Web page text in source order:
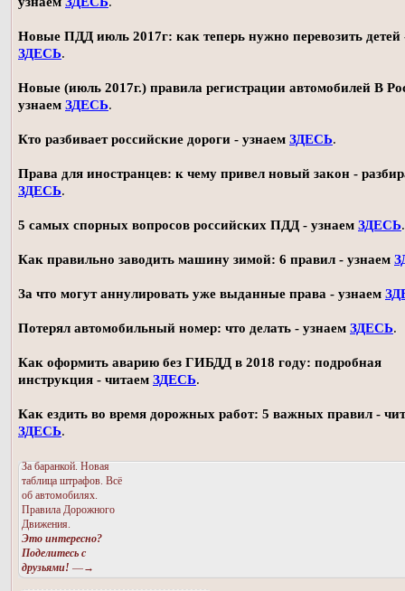
Новые ПДД июль 2017г: как теперь нужно перевозить детей
ЗДЕСЬ.
Новые (июль 2017г.) правила регистрации автомобилей В
узнаем ЗДЕСЬ.
Кто разбивает российские дороги - узнаем ЗДЕСЬ.
Права для иностранцев: к чему привел новый закон -
ЗДЕСЬ.
5 самых спорных вопросов российских ПДД - узнаем ЗДЕСЬ.
Как правильно заводить машину зимой: 6 правил - узнаем
За что могут аннулировать уже выданные права - узнаем
Потерял автомобильный номер: что делать - узнаем ЗДЕСЬ.
Как оформить аварию без ГИБДД в 2018 году: подробная
инструкция - читаем ЗДЕСЬ.
Как ездить во время дорожных работ: 5 важных правил -
ЗДЕСЬ.
За баранкой. Новая
таблица штрафов. Всё
об автомобилях.
Правила Дорожного
Движения.
Это интересно?
Поделитесь с
друзьями! —→